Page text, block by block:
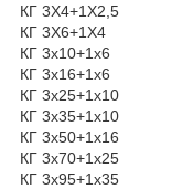
КГ 3Х4+1Х2,5
КГ 3Х6+1Х4
КГ 3х10+1х6
КГ 3х16+1х6
КГ 3х25+1х10
КГ 3х35+1х10
КГ 3х50+1х16
КГ 3х70+1х25
КГ 3х95+1х35